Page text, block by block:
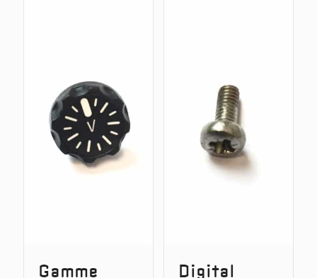
Gamme
Digital